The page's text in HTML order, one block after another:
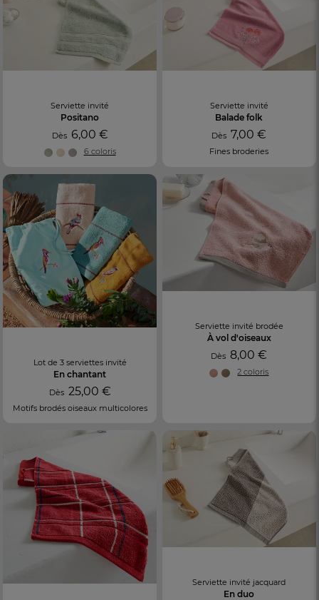
Serviette invité
Positano
Dès 6,00 €
6 coloris
Serviette invité
Balade folk
Dès7,00 €
Fines broderies
Lot de 3 serviettes invité
En chantant
Dès 25,00 €
Motifs brodés oiseaux multicolores
Serviette invité brodée
À vol d'oiseaux
Dès8,00 €
2 coloris
Serviette invité jacquard
En duo